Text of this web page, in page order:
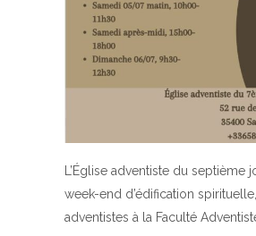
L’Église adventiste du septième
week-end d’édification
adventistes à la Faculté